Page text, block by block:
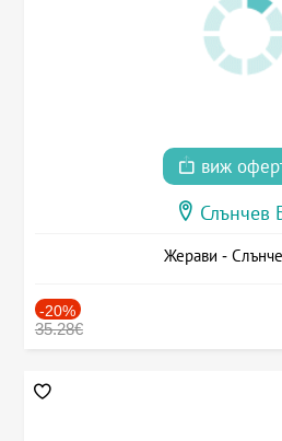
виж
Слънчев
Жерави -
-20%
35.28€